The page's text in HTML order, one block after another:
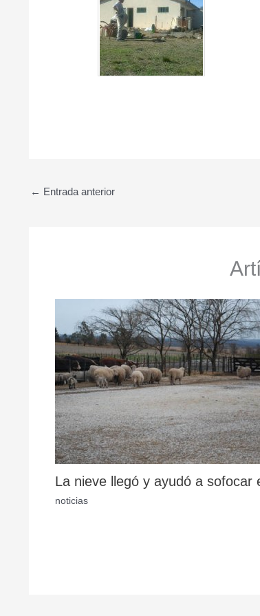
← Entrada anterior
La nieve llegó y ayudó a sofocar
noticias